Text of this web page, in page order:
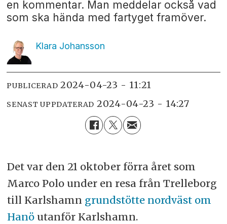
en kommentar. Man meddelar också vad
som ska hända med fartyget framöver.
Klara Johansson
PUBLICERAD 2024-04-23 - 11:21
SENAST UPPDATERAD 2024-04-23 - 14:27
Det var den 21 oktober förra året som
Marco Polo under en resa från Trelleborg
till Karlshamn grundstötte nordväst om
Hanöutanför Karlshamn.